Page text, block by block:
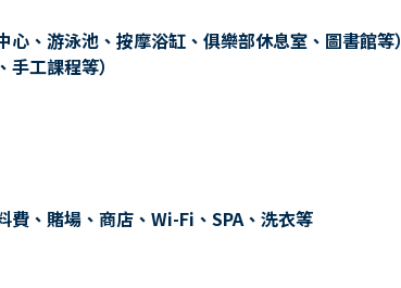
、游泳池、按摩浴缸、俱樂部休息室、圖書館等）
工課程等）
費、賭場、商店、Wi-Fi、SPA、洗衣等